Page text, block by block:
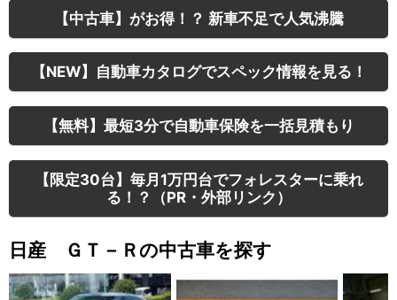
【中古車】がお得！？ 新車不足で人気沸騰
【NEW】自動車カタログでスペック情報を見る！
【無料】最短3分で自動車保険を一括見積もり
【限定30台】毎月1万円台でフォレスターに乗れ
る！？（PR・外部リンク）
日産 ＧＴ－Ｒの中古車を探す